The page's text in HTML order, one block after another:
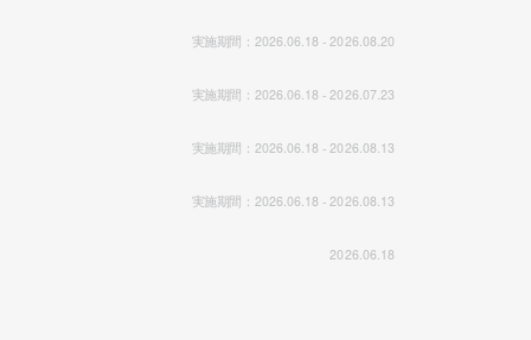
実施期間：2026.06.18 - 2026.08.20
実施期間：2026.06.18 - 2026.07.23
実施期間：2026.06.18 - 2026.08.13
実施期間：2026.06.18 - 2026.08.13
2026.06.18